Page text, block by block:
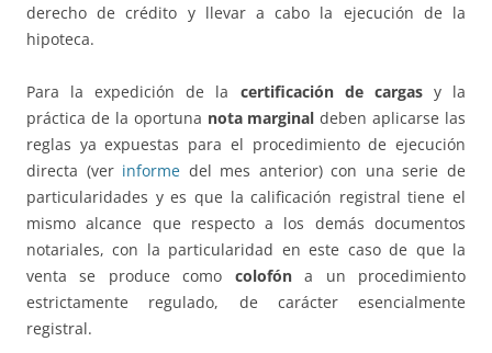
derecho de crédito y llevar a cabo la ejecución de la
hipoteca.
Para la expedición de la certificación de cargasy la
práctica de la oportuna nota marginal deben aplicarse las
reglas ya expuestas para el procedimiento de ejecución
directa (ver informe del mes anterior) con una serie de
particularidades y es que la calificación registral tiene el
mismo alcance que respecto a los demás documentos
notariales, con la particularidad en este caso de que la
venta se produce como colofóna un procedimiento
estrictamente regulado, de carácter esencialmente
registral.